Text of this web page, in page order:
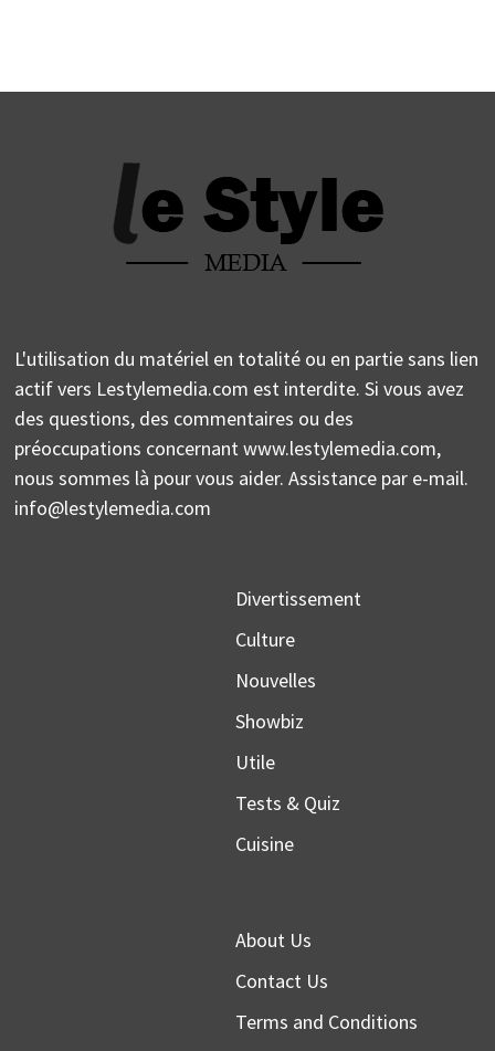
L'utilisation du matériel en totalité ou en partie sans lien
actif vers Lestylemedia.com est interdite. Si vous avez
des questions, des commentaires ou des
préoccupations concernant www.lestylemedia.com,
nous sommes là pour vous aider. Assistance par e-mail.
info@lestylemedia.com
Divertissement
Culture
Nouvelles
Showbiz
Utile
Tests & Quiz
Cuisine
About Us
Contact Us
Terms and Conditions